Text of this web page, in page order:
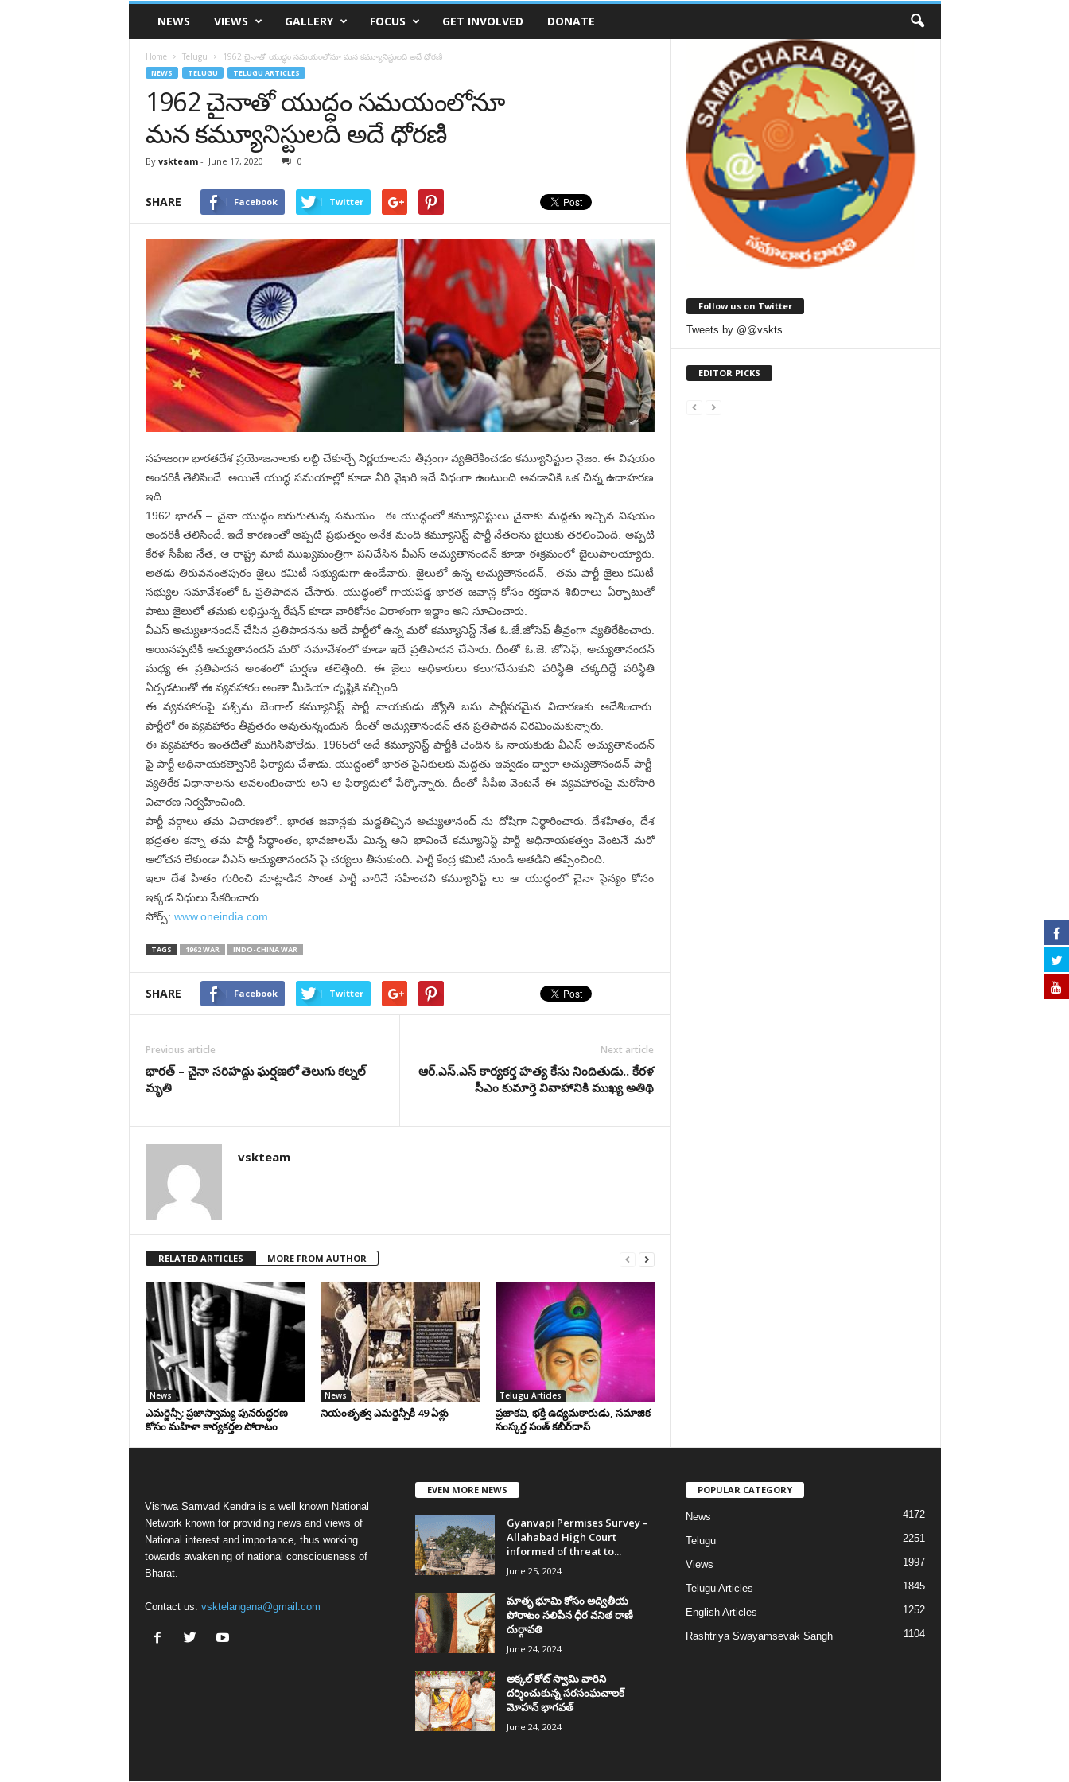
VSK
TelanganaNEWS VIEWS GALLERY FOCUS GET INVOLVED DONATE
Home Telugu 1962 చైనాతో యుద్ధం సమయంలోనూ మన కమ్యూనిస్టులది అదే ధోరణి
NEWS TELUGU TELUGU ARTICLES
1962 చైనాతో యుద్ధం సమయంలోనూ
మన కమ్యూనిస్టులది అదే ధోరణి
By vskteam- June 17, 2020 0
SHARE Facebook Twitter
సహజంగా భారతదేశ ప్రయోజనాలకు లబ్ది చేకూర్చే నిర్ణయాలను తీవ్రంగా వ్యతిరేకించడం కమ్యూనిస్టుల నైజం. ఈ విషయం
అందరికీ తెలిసిందే. అయితే యుద్ధ సమయాల్లో కూడా వీరి వైఖరి ఇదే విధంగా ఉంటుంది అనడానికి ఒక చిన్న ఉదాహరణ
ఇది.
1962 భారత్ – చైనా యుద్ధం జరుగుతున్న సమయం.. ఈ యుద్ధంలో కమ్యూనిస్టులు చైనాకు మద్దతు ఇచ్చిన విషయం
అందరికీ తెలిసిందే. ఇదే కారణంతో అప్పటి ప్రభుత్వం అనేక మంది కమ్యూనిస్ట్ పార్టీ నేతలను జైలుకు తరలించింది. అప్పటి
కేరళ సీపీఐ నేత, ఆ రాష్ట్ర మాజీ ముఖ్యమంత్రిగా పనిచేసిన వీఎస్ అచ్యుతానందన్ కూడా ఈక్రమంలో జైలుపాలయ్యారు.
అతడు తిరువనంతపురం జైలు కమిటీ సభ్యుడుగా ఉండేవారు. జైలులో ఉన్న అచ్యుతానందన్, తమ పార్టీ జైలు కమిటీ
సభ్యుల సమావేశంలో ఓ ప్రతిపాదన చేసారు. యుద్ధంలో గాయపడ్డ భారత జవాన్ల కోసం రక్తదాన శిబిరాలు ఏర్పాటుతో
పాటు జైలులో తమకు లభిస్తున్న రేషన్ కూడా వారికోసం విరాళంగా ఇద్దాం అని సూచించారు.
వీఎస్ అచ్యుతానందన్ చేసిన ప్రతిపాదనను అదే పార్టీలో ఉన్న మరో కమ్యూనిస్ట్ నేత ఓ.జే.జోసెఫ్ తీవ్రంగా వ్యతిరేకించారు.
అయినప్పటికీ అచ్యుతానందన్ మరో సమావేశంలో కూడా ఇదే ప్రతిపాదన చేసారు. దీంతో ఓ.జె. జోసెఫ్, అచ్యుతానందన్
మధ్య ఈ ప్రతిపాదన అంశంలో ఘర్షణ తలెత్తింది. ఈ జైలు అధికారులు కలుగచేసుకుని పరిస్థితి చక్కదిద్దే పరిస్థితి
ఏర్పడటంతో ఈ వ్యవహారం అంతా మీడియా దృష్టికి వచ్చింది.
ఈ వ్యవహారంపై పశ్చిమ బెంగాల్ కమ్యూనిస్ట్ పార్టీ నాయకుడు జ్యోతి బసు పార్టీపరమైన విచారణకు ఆదేశించారు.
పార్టీలో ఈ వ్యవహారం తీవ్రతరం అవుతున్నందున దీంతో అచ్యుతానందన్ తన ప్రతిపాదన విరమించుకున్నారు.
ఈ వ్యవహారం ఇంతటితో ముగిసిపోలేదు. 1965లో అదే కమ్యూనిస్ట్ పార్టీకి చెందిన ఓ నాయకుడు వీఎస్ అచ్యుతానందన్
పై పార్టీ అధినాయకత్వానికి ఫిర్యాదు చేశాడు. యుద్ధంలో భారత సైనికులకు మద్దతు ఇవ్వడం ద్వారా అచ్యుతానందన్ పార్టీ
వ్యతిరేక విధానాలను అవలంబించారు అని ఆ ఫిర్యాదులో పేర్కొన్నారు. దీంతో సీపీఐ వెంటనే ఈ వ్యవహారంపై మరోసారి
విచారణ నిర్వహించింది.
పార్టీ వర్గాలు తమ విచారణలో.. భారత జవాన్లకు మద్దతిచ్చిన అచ్యుతానంద్ ను దోషిగా నిర్ధారించారు. దేశహితం, దేశ
భద్రతల కన్నా తమ పార్టీ సిద్ధాంతం, భావజాలమే మిన్న అని భావించే కమ్యూనిస్ట్ పార్టీ అధినాయకత్వం వెంటనే మరో
ఆలోచన లేకుండా వీఎస్ అచ్యుతానందన్ పై చర్యలు తీసుకుంది. పార్టీ కేంద్ర కమిటీ నుండి అతడిని తప్పించింది.
ఇలా దేశ హితం గురించి మాట్లాడిన సొంత పార్టీ వారినే సహించని కమ్యూనిస్ట్ లు ఆ యుద్ధంలో చైనా సైన్యం కోసం
ఇక్కడ నిధులు సేకరించారు.
సోర్స్: www.oneindia.com
TAGS 1962 WAR INDO-CHINA WAR
SHARE Facebook Twitter
Previous article
భారత్ – చైనా సరిహద్దు ఘర్షణలో తెలుగు కల్నల్
మృతి
Next article
ఆర్.ఎస్.ఎస్ కార్యకర్త హత్య కేసు నిందితుడు.. కేరళ
సీఎం కుమార్తె వివాహానికి ముఖ్య అతిథి
vskteam
RELATED ARTICLES MORE FROM AUTHOR
News
ఎమర్జెన్సీ: ప్రజాస్వామ్య పునరుద్ధరణ
కోసం మహిళా కార్యకర్తల పోరాటం
News
నియంతృత్వ ఎమర్జెన్సీకి 49 ఏళ్లు
Telugu Articles
ప్రజాకవి, భక్తి ఉద్యమకారుడు, సమాజిక
సంస్కర్త సంత్‌ కబీర్‌దాస్‌
Follow us on Twitter
Tweets by @@vskts
EDITOR PICKS
Vishwa Samvad Kendra is a well known National
Network known for providing news and views of
National interest and importance, thus working
towards awakening of national consciousness of
Bharat.
Contact us: vsktelangana@gmail.com
EVEN MORE NEWS
Gyanvapi Permises Survey –
Allahabad High Court
informed of threat to...
June 25, 2024
మాతృ భూమి కోసం అద్వితీయ
పోరాటం సలిపిన ధీర వనిత రాణి
దుర్గావతి
June 24, 2024
అక్కల్‌ కోట్‌ స్వామి వారిని
దర్శించుకున్న సరసంఘచాలక్
మోహన్ భాగవత్
June 24, 2024
POPULAR CATEGORY
News 4172
Telugu 2251
Views 1997
Telugu Articles 1845
English Articles 1252
Rashtriya Swayamsevak Sangh 1104